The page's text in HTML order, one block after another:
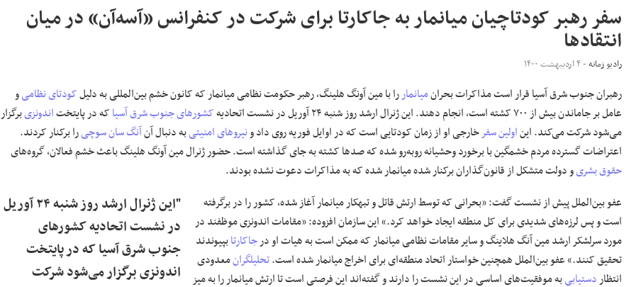
سفر رهبر کودتاچیان میانمار به جاکارتا برای شرکت در کنفرانس «آسه‌آن» در میان
انتقادها
رادیو زمانه- ۴ اردیبهشت ۱۴۰۰
رهبران جنوب شرق آسیا قرار است مذاکرات بحرانمیانماررا با مین آونگ هلینگ، رهبر حکومت نظامی میانمار که کانون خشم بین‌المللی به دلیلکودتای نظامیو
عامل بر جاماندن بیش از ۷۰۰ کشته است، انجام دهند. این ژنرال ارشد روز شنبه ۲۴ آوریل در نشست اتحادیه
کشورهای جنوب شرق آسیاکه در پایتختاندونزیبرگزار
می‌شود شرکت می‌کند. ایناولین سفرخارجی او از زمان کودتایی است که در اوایل فوریه روی داد ونیروهای امنیتیبه دنبال آنآنگ سان سوچیرا برکنار کردند.
اعتراضات گسترده مردم خشمگین با برخورد وحشیانه روبه‌رو شده که صدها کشته به جای گذاشته است. حضور ژنرال مین آونگ هلینگ باعث خشم فعالان، گروه‌های
حقوق بشریو دولت متشکل از قانون‌گذاران برکنار شده میانمار شده که به مذاکرات دعوت نشده بودند.
"این ژنرال ارشد روز شنبه ۲۴ آوریل
در نشست اتحادیه کشورهای
جنوب شرق آسیا که در پایتخت
اندونزی برگزار می‌شود شرکت
عفو بین‌الملل پیش از نشست گفت: «بحرانی که توسط ارتش قاتل و تبهکار میانمار آغاز شده، کشور را در برگرفته
است و پس لرزه‌های شدیدی برای کل منطقه ایجاد خواهد کرد.» این سازمان افزوده: «مقامات اندونزی موظفند در
مورد سرلشکر ارشد مین آنگ هلاینگ و سایر مقامات نظامی میانمار که ممکن است به هیات او درجاکارتابپیوندند
تحقیق کنند.» عفو بین‌الملل همچنین خواستار اتحاد منطقه‌ای برای اخراج میانمار شده است.تحلیلگرانمعدودی
انتظاردستیابیبه موفقیت‌های اساسی در این نشست را دارند و گفته‌اند این فرصتی است تا ارتش میانمار را به میز